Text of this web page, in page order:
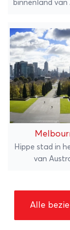
binnenland van
Hippe stad in
van
Alle